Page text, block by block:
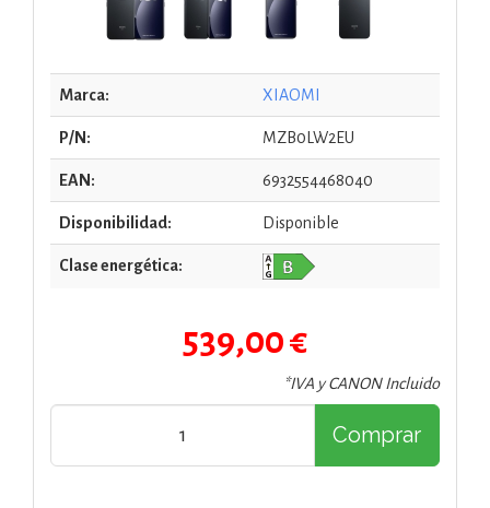
Marca: XIAOMI
P/N: MZB0LW2EU
EAN: 6932554468040
Disponibilidad: Disponible
Clase energética:
539,00 €
*IVA y CANON Incluido
Comprar